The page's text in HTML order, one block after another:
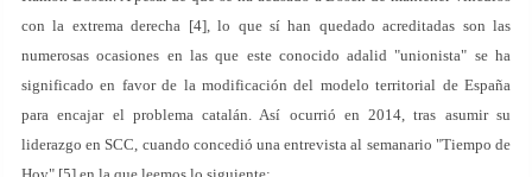
con la extrema derecha [4], lo que sí han quedado acreditadas son las
numerosas ocasiones en las que este conocido adalid "unionista" se ha
significado en favor de la modificación del modelo territorial de España
para encajar el problema catalán. Así ocurrió en 2014, tras asumir su
liderazgo en SCC, cuando concedió una entrevista al semanario "Tiempo de